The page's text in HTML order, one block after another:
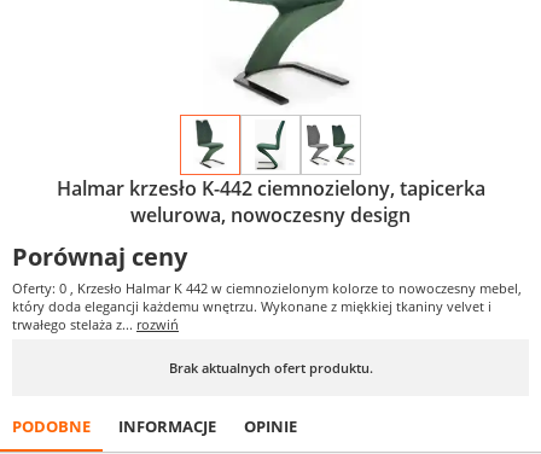
Halmar krzesło K-442 ciemnozielony, tapicerka
welurowa, nowoczesny design
Porównaj ceny
Oferty: 0 , Krzesło Halmar K 442 w ciemnozielonym kolorze to nowoczesny mebel,
który doda elegancji każdemu wnętrzu. Wykonane z miękkiej tkaniny velvet i
trwałego stelaża z... rozwiń
Brak aktualnych ofert produktu.
PODOBNE INFORMACJE OPINIE